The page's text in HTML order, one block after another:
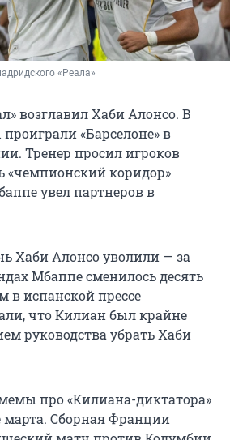
«Реала»
возглавил Хаби Алонсо. В
«Барселоне» в
Тренер просил игроков
«чемпионский коридор»
увел партнеров в
Хаби Алонсо уволили — за
Мбаппе сменилось десять
в испанской прессе
что Килиан был крайне
руководства убрать Хаби
про «Килиана-диктатора»
Сборная Франции